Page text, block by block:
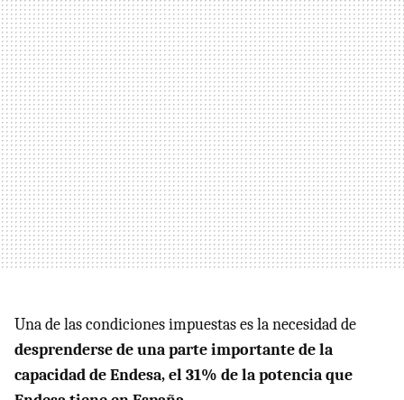
Una de las condiciones impuestas es la necesidad de
desprenderse de una parte importante de la
capacidad de Endesa, el 31% de la potencia que